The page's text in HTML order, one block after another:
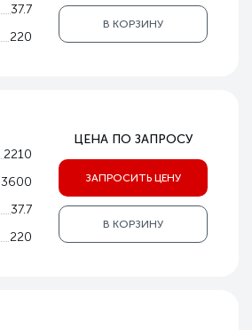
37.7
220
В КОРЗИНУ
2210
3600
37.7
220
ЦЕНА ПО ЗАПРОСУ
ЗАПРОСИТЬ ЦЕНУ
В КОРЗИНУ